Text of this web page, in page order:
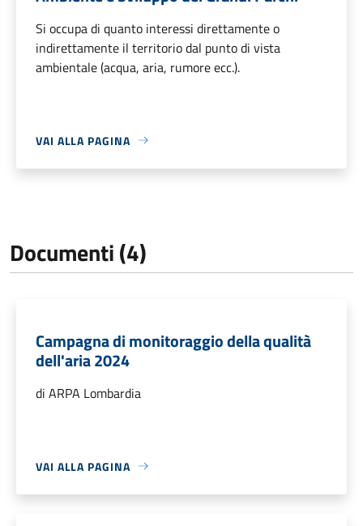
Si occupa di quanto interessi direttamente o
indirettamente il territorio dal punto di vista
ambientale (acqua, aria, rumore ecc.).
VAI ALLA PAGINA
Documenti (4)
Campagna di monitoraggio della qualità
dell'aria 2024
di ARPA Lombardia
VAI ALLA PAGINA